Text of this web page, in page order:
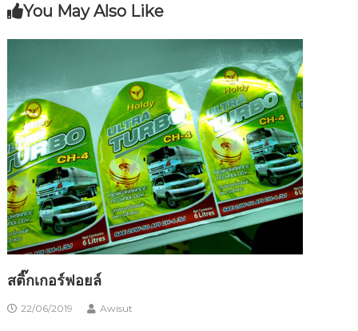
You May Also Like
สติ๊กเกอร์ฟอยล์
22/06/2019 Awisut